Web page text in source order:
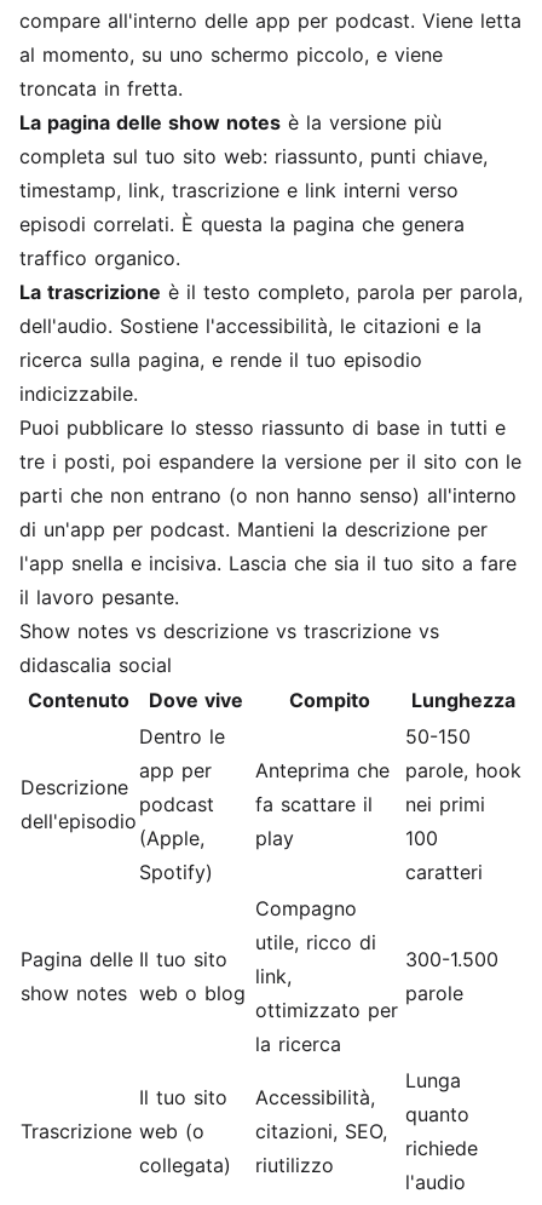
compare all'interno delle app per podcast. Viene letta
al momento, su uno schermo piccolo, e viene
troncata in fretta.
La pagina delle show notes è la versione più
completa sul tuo sito web: riassunto, punti chiave,
timestamp, link, trascrizione e link interni verso
episodi correlati. È questa la pagina che genera
traffico organico.
La trascrizione è il testo completo, parola per parola,
dell'audio. Sostiene l'accessibilità, le citazioni e la
ricerca sulla pagina, e rende il tuo episodio
indicizzabile.
Puoi pubblicare lo stesso riassunto di base in tutti e
tre i posti, poi espandere la versione per il sito con le
parti che non entrano (o non hanno senso) all'interno
di un'app per podcast. Mantieni la descrizione per
l'app snella e incisiva. Lascia che sia il tuo sito a fare
il lavoro pesante.
Show notes vs descrizione vs trascrizione vs
didascalia social
Contenuto
Dove vive Compito Lunghezza
Descrizione
dell'episodio
Dentro le
app per
podcast
(Apple,
Spotify)
Anteprima che
fa scattare il
play
50-150
parole, hook
nei primi
100
caratteri
Pagina delle
show notes
Il tuo sito
web o blog
Compagno
utile, ricco di
link,
ottimizzato per
la ricerca
300-1.500
parole
Trascrizione
Il tuo sito
web (o
collegata)
Accessibilità,
citazioni, SEO,
riutilizzo
Lunga
quanto
richiede
l'audio